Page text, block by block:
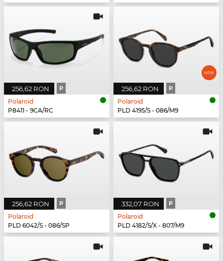
256,62 RON P
Polaroid
P8411 - 9CA/RC
256,62 RON P
Polaroid
PLD 4195/S - 086/M9
256,62 RON P
Polaroid
PLD 6042/S - 086/SP
332,07 RON P
Polaroid
PLD 4182/S/X - 807/M9